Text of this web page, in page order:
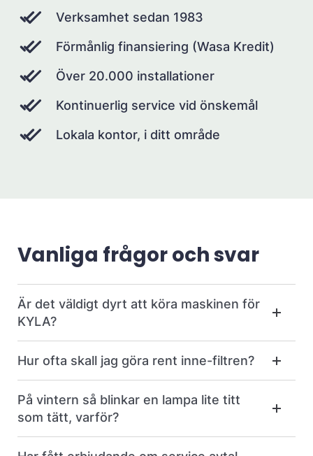
Verksamhet sedan 1983
Förmånlig finansiering (Wasa Kredit)
Över 20.000 installationer
Kontinuerlig service vid önskemål
Lokala kontor, i ditt område
Vanliga frågor och svar
Är det väldigt dyrt att köra maskinen för
KYLA?
Hur ofta skall jag göra rent inne-filtren?
På vintern så blinkar en lampa lite titt
som tätt, varför?